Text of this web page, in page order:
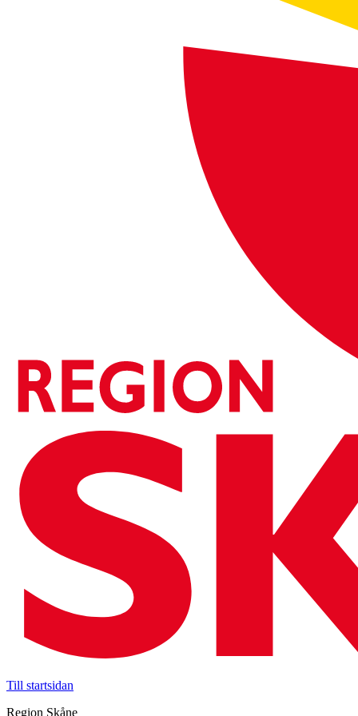
Till startsidan
Region Skåne